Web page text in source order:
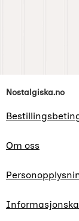
Footer-
Nostalgiska.no
Om oss